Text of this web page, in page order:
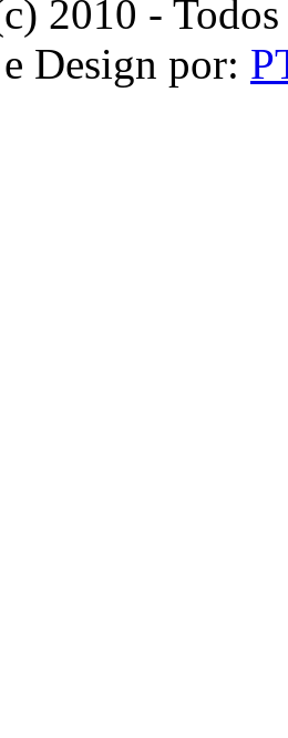
2010 -
Design por: